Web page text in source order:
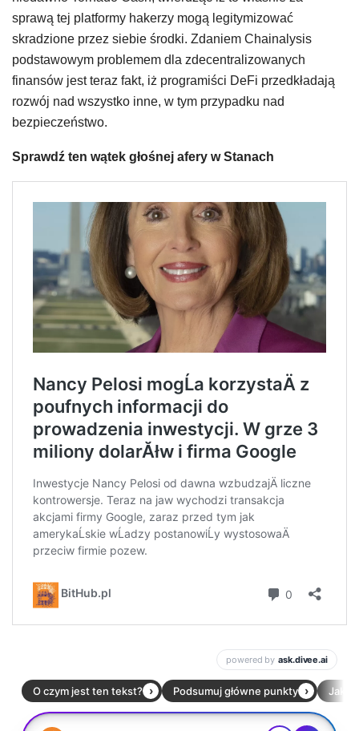
sprawą tej platformy hakerzy mogą legitymizować
skradzione przez siebie środki. Zdaniem Chainalysis
podstawowym problemem dla zdecentralizowanych
finansów jest teraz fakt, iż programiści DeFi przedkładają
rozwój nad wszystko inne, w tym przypadku nad
bezpieczeństwo.
Sprawdź ten wątek głośnej afery w Stanach